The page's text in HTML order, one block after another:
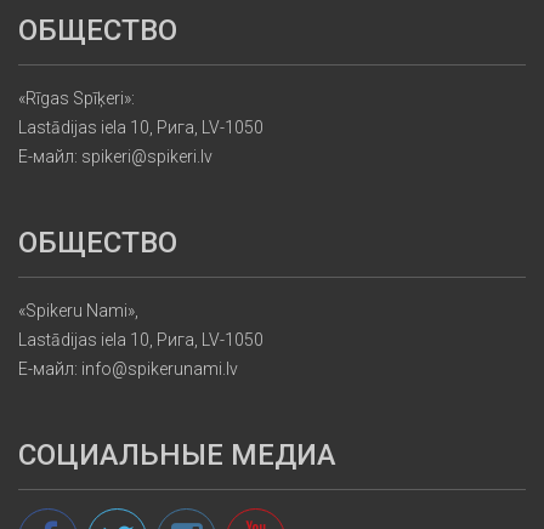
ОБЩЕСТВО
«Rīgas Spīķeri»:
Lastādijas iela 10, Рига, LV-1050
Е-майл: spikeri@spikeri.lv
ОБЩЕСТВО
«Spikeru Nami»,
Lastādijas iela 10, Рига, LV-1050
Е-майл: info@spikerunami.lv
СОЦИАЛЬНЫЕ МЕДИА